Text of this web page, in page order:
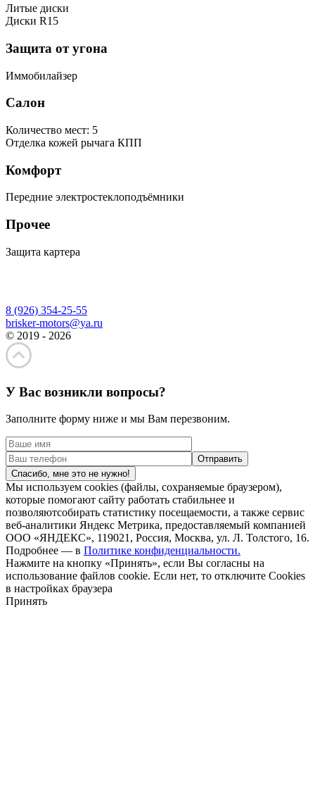
Литые диски
Диски R15
Защита от угона
Иммобилайзер
Салон
Количество мест: 5
Отделка кожей рычага КПП
Комфорт
Передние электростеклоподъёмники
Прочее
Защита картера
8 (926) 354-25-55
brisker-motors@ya.ru
© 2019 - 2026
У Вас возникли вопросы?
Заполните форму ниже и мы Вам перезвоним.
Спасибо, мне это не нужно!
Мы используем cookies (файлы, сохраняемые браузером),
которые помогают сайту работать стабильнее и
позволяютсобирать статистику посещаемости, а также сервис
веб-аналитики Яндекс Метрика, предоставляемый компанией
ООО «ЯНДЕКС», 119021, Россия, Москва, ул. Л. Толстого, 16.
Подробнее — в Политике конфиденциальности.
Нажмите на кнопку «Принять», если Вы согласны на
использование файлов cookie. Если нет, то отключите Cookies
в настройках браузера
Принять